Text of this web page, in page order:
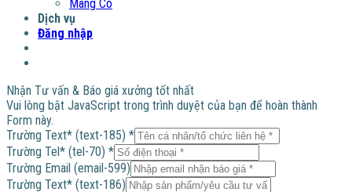
Màng Co
Dịch vụ
Đăng nhập
Nhận Tư vấn & Báo giá xưởng tốt nhất
Vui lòng bật JavaScript trong trình duyệt của bạn để hoàn thành
Form này.
Trường Text* (text-185) *
Trường Tel* (tel-70) *
Trường
Email
Trường Email (email-599)
Trường Text* (text-186)